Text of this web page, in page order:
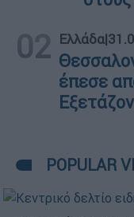
02 Ελλάδα|
έπεσε
POPULAR